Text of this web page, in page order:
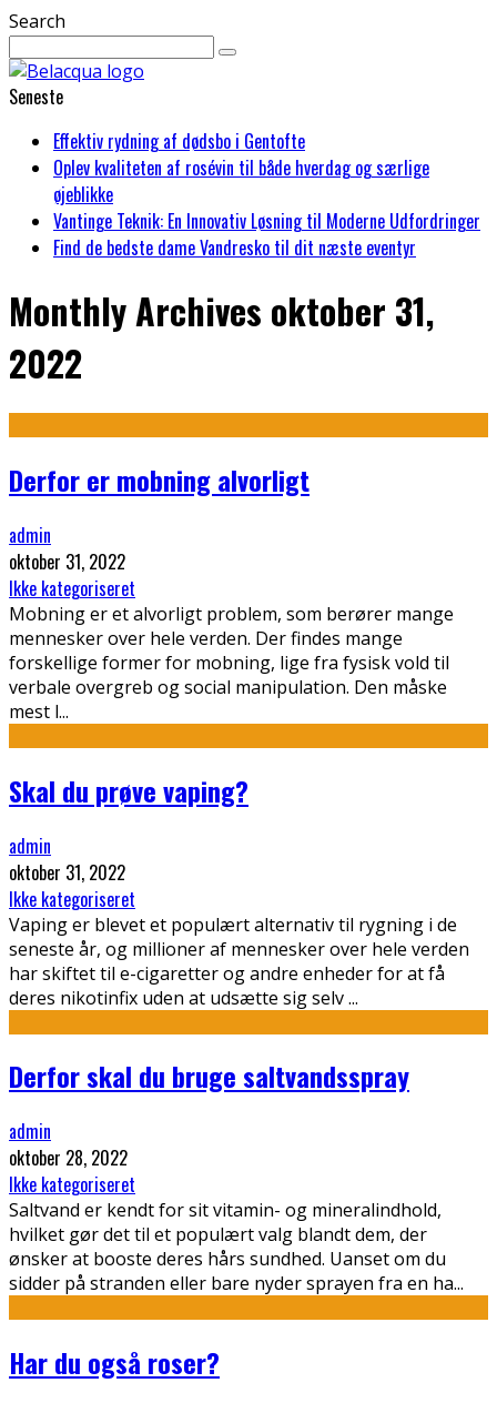
Search
Seneste
Effektiv rydning af dødsbo i Gentofte
Oplev kvaliteten af rosévin til både hverdag og særlige
øjeblikke
Vantinge Teknik: En Innovativ Løsning til Moderne Udfordringer
Find de bedste dame Vandresko til dit næste eventyr
Monthly Archives oktober 31,
2022
Derfor er mobning alvorligt
admin
oktober 31, 2022
Ikke kategoriseret
Mobning er et alvorligt problem, som berører mange
mennesker over hele verden. Der findes mange
forskellige former for mobning, lige fra fysisk vold til
verbale overgreb og social manipulation. Den måske
mest l...
Skal du prøve vaping?
admin
oktober 31, 2022
Ikke kategoriseret
Vaping er blevet et populært alternativ til rygning i de
seneste år, og millioner af mennesker over hele verden
har skiftet til e-cigaretter og andre enheder for at få
deres nikotinfix uden at udsætte sig selv...
Derfor skal du bruge saltvandsspray
admin
oktober 28, 2022
Ikke kategoriseret
Saltvand er kendt for sit vitamin- og mineralindhold,
hvilket gør det til et populært valg blandt dem, der
ønsker at booste deres hårs sundhed. Uanset om du
sidder på stranden eller bare nyder sprayen fra en ha...
Har du også roser?